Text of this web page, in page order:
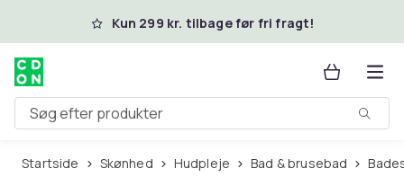
Spring til hovedindhold
Kun 299 kr. tilbage før fri fragt!
Søg efter produkter
Startside Skønhed Hudpleje Bad & brusebad